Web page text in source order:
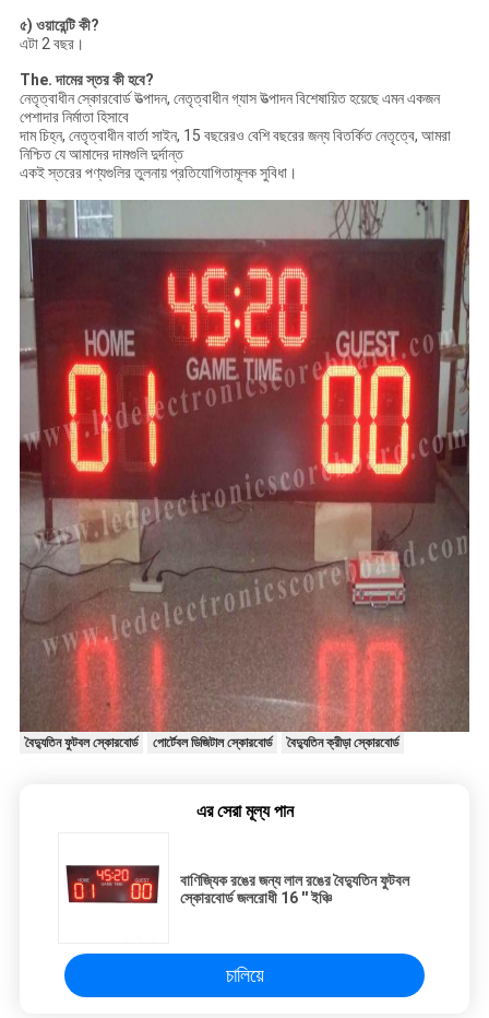
৫) ওয়ারেন্টি কী?
এটা 2 বছর।
The. দামের স্তর কী হবে?
নেতৃত্বাধীন স্কোরবোর্ড উত্পাদন, নেতৃত্বাধীন গ্যাস উত্পাদন বিশেষায়িত হয়েছে এমন একজন
পেশাদার নির্মাতা হিসাবে
দাম চিহ্ন, নেতৃত্বাধীন বার্তা সাইন, 15 বছরেরও বেশি বছরের জন্য বিতর্কিত নেতৃত্বে, আমরা
নিশ্চিত যে আমাদের দামগুলি দুর্দান্ত
একই স্তরের পণ্যগুলির তুলনায় প্রতিযোগিতামূলক সুবিধা।
বৈদ্যুতিন ফুটবল স্কোরবোর্ড পোর্টেবল ডিজিটাল স্কোরবোর্ড বৈদ্যুতিন ক্রীড়া স্কোরবোর্ড
এর সেরা মূল্য পান
বাণিজ্যিক রঙের জন্য লাল রঙের বৈদ্যুতিন ফুটবল
স্কোরবোর্ড জলরোধী 16 '' ইঞ্চি
চালিয়ে